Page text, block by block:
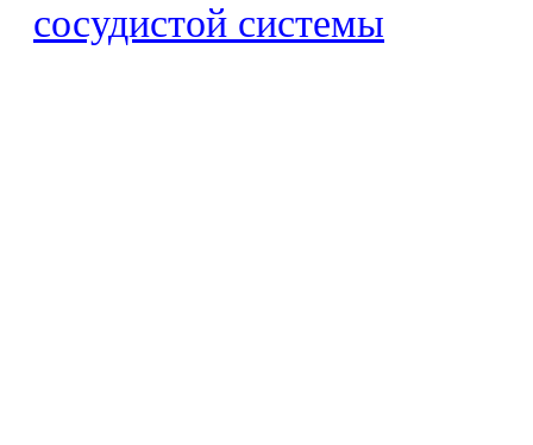
сосудистой системы